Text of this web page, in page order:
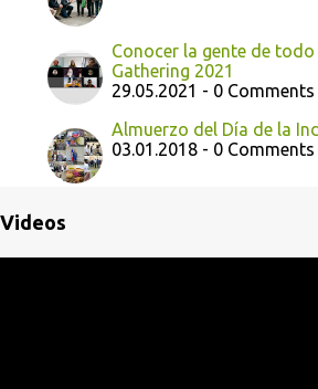
Conocer la gente de
Gathering 2021
29.05.2021 - 0 Comments
Almuerzo del Día de la
03.01.2018 - 0 Comments
Videos